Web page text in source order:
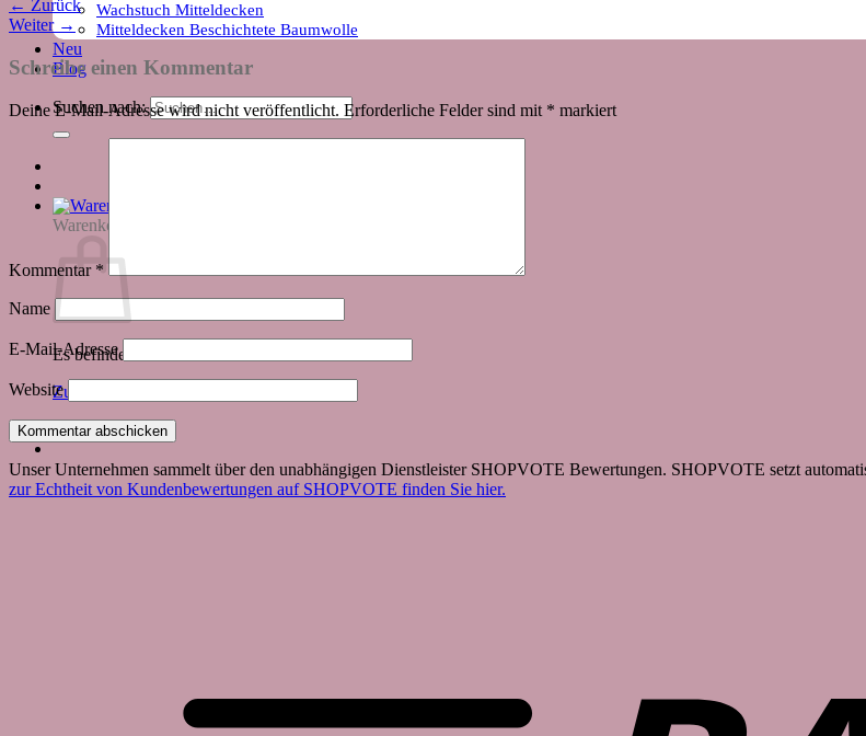
Wachstuch Mitteldecken
Mitteldecken Beschichtete Baumwolle
Neu
Blog
Suchen nach:
Warenkorb
Es befinden sich keine Produkte im Warenkorb.
Zurück zum Shop
← Zurück
Weiter →
Schreibe einen Kommentar
Deine E-Mail-Adresse wird nicht veröffentlicht. Erforderliche Felder sind mit * markiert
Kommentar *
Name
E-Mail-Adresse
Website
Unser Unternehmen sammelt über den unabhängigen Dienstleister SHOPVOTE Bewertungen. SHOPVOTE setzt
zur Echtheit von Kundenbewertungen auf SHOPVOTE finden Sie hier.